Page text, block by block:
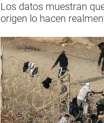
Los datos muestran
origen lo hacen